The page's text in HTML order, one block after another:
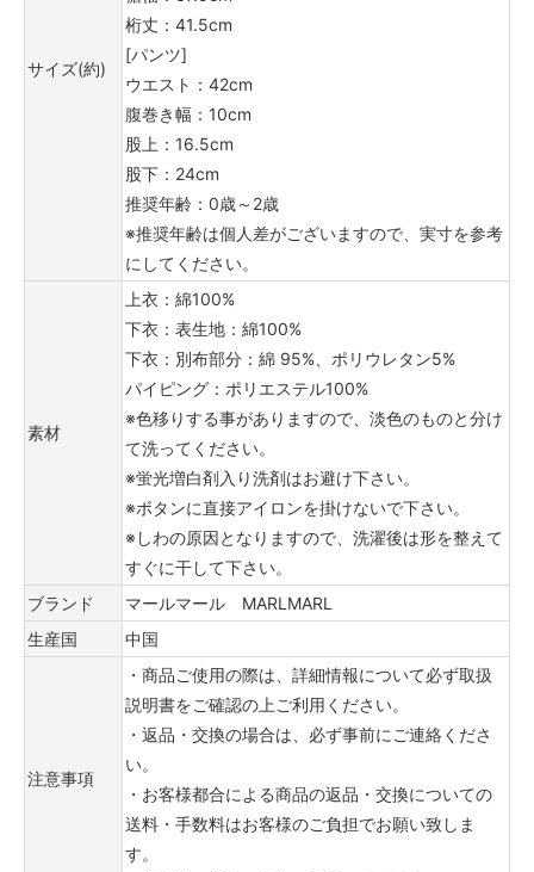
サイズ(約)
桁丈：41.5cm
[パンツ]
ウエスト：42cm
腹巻き幅：10cm
股上：16.5cm
股下：24cm
推奨年齢：0歳～2歳
※推奨年齢は個人差がございますので、実寸を参考
にしてください。
素材
上衣：綿100%
下衣：表生地：綿100%
下衣：別布部分：綿 95%、ポリウレタン5%
パイピング：ポリエステル100%
※色移りする事がありますので、淡色のものと分け
て洗ってください。
※蛍光増白剤入り洗剤はお避け下さい。
※ボタンに直接アイロンを掛けないで下さい。
※しわの原因となりますので、洗濯後は形を整えて
すぐに干して下さい。
ブランド
マールマール MARLMARL
生産国
中国
注意事項
・商品ご使用の際は、詳細情報について必ず取扱
説明書をご確認の上ご利用ください。
・返品・交換の場合は、必ず事前にご連絡くださ
い。
・お客様都合による商品の返品・交換についての
送料・手数料はお客様のご負担でお願い致しま
す。